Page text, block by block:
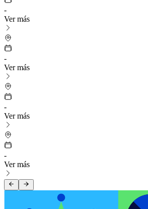
-
Ver más
-
Ver más
-
Ver más
-
Ver más